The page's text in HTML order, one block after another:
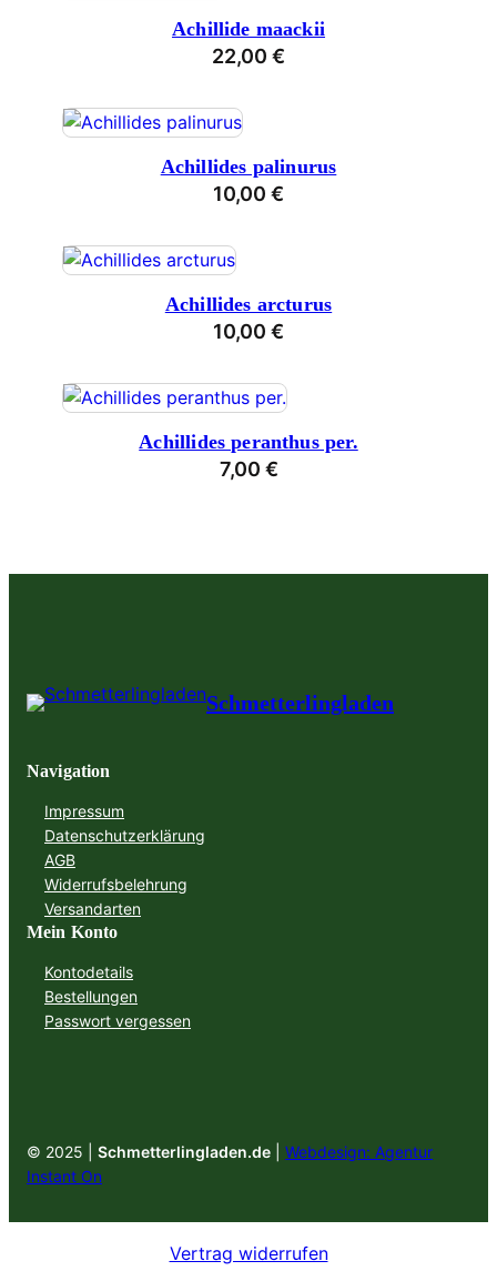
Achillide maackii
22,00 €
Achillides palinurus
10,00 €
Achillides arcturus
10,00 €
Achillides peranthus per.
7,00 €
Schmetterlingladen
Navigation
Impressum
Datenschutzerklärung
AGB
Widerrufsbelehrung
Versandarten
Mein Konto
Kontodetails
Bestellungen
Passwort vergessen
© 2025 | Schmetterlingladen.de
Webdesign: Agentur
Instant On
Vertrag widerrufen